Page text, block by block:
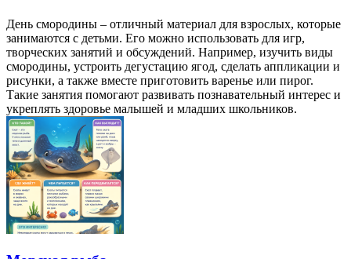
День смородины – отличный материал для взрослых, которые
занимаются с детьми. Его можно использовать для игр,
творческих занятий и обсуждений. Например, изучить виды
смородины, устроить дегустацию ягод, сделать аппликации и
рисунки, а также вместе приготовить варенье или пирог.
Такие занятия помогают развивать познавательный интерес и
укреплять здоровье малышей и младших школьников.